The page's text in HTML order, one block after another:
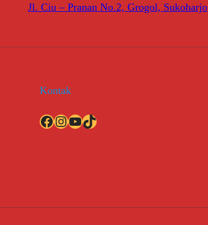
Jl. Ciu – Pranan No.2, Grogol, Sukoharjo
Kontak
Facebook InstagramYouTube TikTok